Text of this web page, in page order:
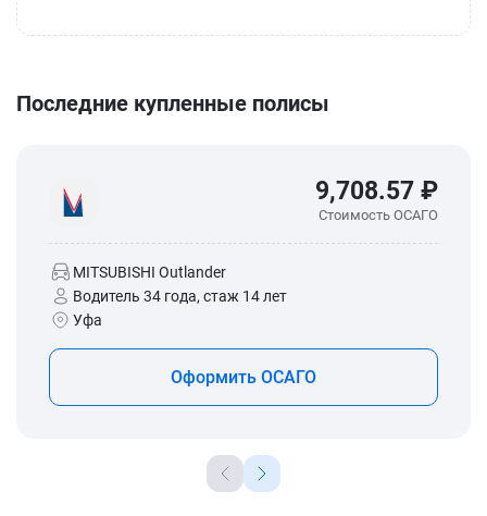
Последние купленные полисы
9,708.57 ₽
Стоимость ОСАГО
MITSUBISHI Outlander
Водитель 34 года, стаж 14 лет
Уфа
Оформить ОСАГО